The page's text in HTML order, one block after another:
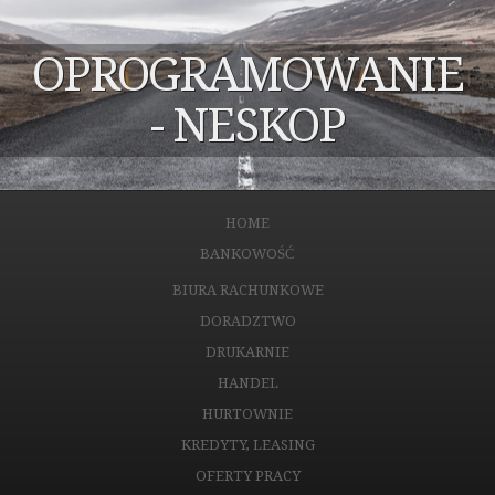
OPROGRAMOWANIE
- NESKOP
HOME
BANKOWOŚĆ
BIURA RACHUNKOWE
DORADZTWO
DRUKARNIE
HANDEL
HURTOWNIE
KREDYTY, LEASING
OFERTY PRACY